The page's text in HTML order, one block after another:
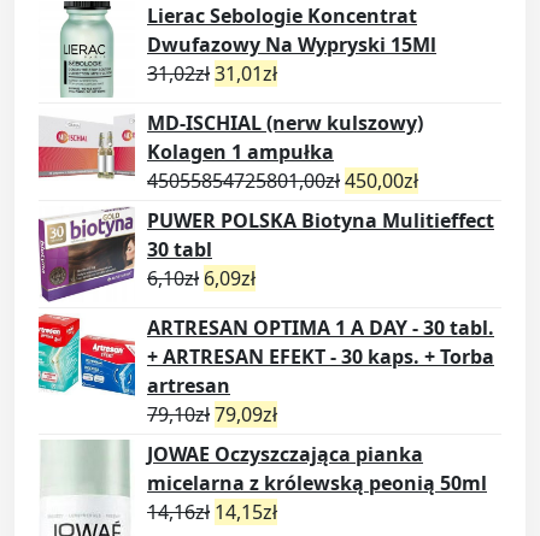
Lierac Sebologie Koncentrat
Dwufazowy Na Wypryski 15Ml
31,02zł31,01zł
MD-ISCHIAL (nerw kulszowy)
Kolagen 1 ampułka
45055854725801,00zł450,00zł
PUWER POLSKA Biotyna Mulitieffect
30 tabl
6,10zł 6,09zł
ARTRESAN OPTIMA 1 A DAY - 30 tabl.
+ ARTRESAN EFEKT - 30 kaps. + Torba
artresan
79,10zł79,09zł
JOWAE Oczyszczająca pianka
micelarna z królewską peonią 50ml
14,16zł 14,15zł